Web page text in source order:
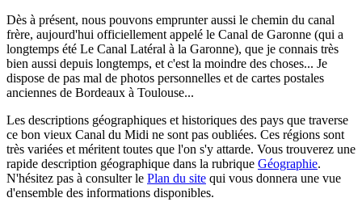
Dès à présent, nous pouvons emprunter aussi le chemin du canal
frère, aujourd'hui officiellement appelé le Canal de Garonne (qui a
longtemps été Le Canal Latéral à la Garonne), que je connais très
bien aussi depuis longtemps, et c'est la moindre des choses... Je
dispose de pas mal de photos personnelles et de cartes postales
anciennes de Bordeaux à Toulouse...
Les descriptions géographiques et historiques des pays que traverse
ce bon vieux Canal du Midi ne sont pas oubliées. Ces régions sont
très variées et méritent toutes que l'on s'y attarde. Vous trouverez une
rapide description géographique dans la rubrique Géographie.
N'hésitez pas à consulter le Plan du site qui vous donnera une vue
d'ensemble des informations disponibles.